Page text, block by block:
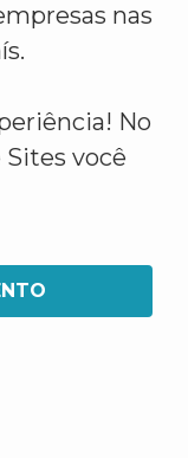
nas
No
você